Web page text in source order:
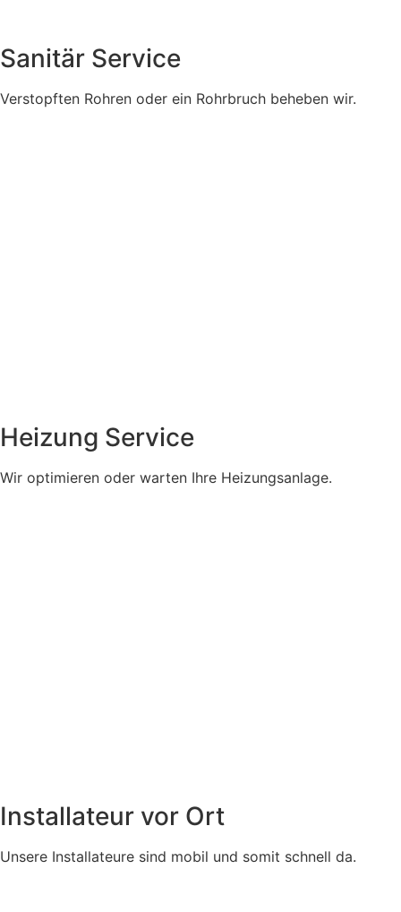
Sanitär Service
Verstopften Rohren oder ein Rohrbruch beheben wir.
Heizung Service
Wir optimieren oder warten Ihre Heizungsanlage.
Installateur vor Ort
Unsere Installateure sind mobil und somit schnell da.